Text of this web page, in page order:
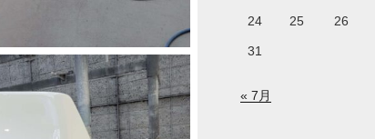
24 25 26
31
« 7月